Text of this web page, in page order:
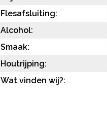
Flesafsluiting:
Alcohol:
Smaak:
Houtrijping:
Wat vinden wij?: